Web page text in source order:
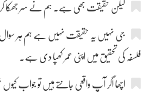
لیکن حقیقت بھی ہے۔ ہم نے سر جھکا کر
جی نہیں یہ حقیقت نہیں ہے ہم ہر سوال
فلسفہ کی تحقیق میں اپنی عمر کھپا دی ہے۔
اچھا اگر آپ واقعی جانتے ہیں تو جواب